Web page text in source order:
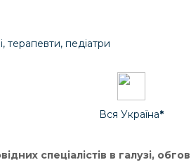
терапевти, педіатри
Вся Україна*
спеціалістів в галузі,